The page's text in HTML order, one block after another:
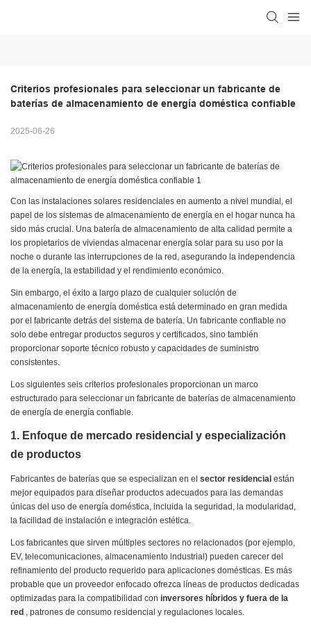
Criterios profesionales para seleccionar un fabricante de
baterías de almacenamiento de energía doméstica confiable
2025-06-26
Con las instalaciones solares residenciales en aumento a nivel mundial, el
papel de los sistemas de almacenamiento de energía en el hogar nunca ha
sido más crucial. Una batería de almacenamiento de alta calidad permite a
los propietarios de viviendas almacenar energía solar para su uso por la
noche o durante las interrupciones de la red, asegurando la independencia
de la energía, la estabilidad y el rendimiento económico.
Sin embargo, el éxito a largo plazo de cualquier solución de
almacenamiento de energía doméstica está determinado en gran medida
por el fabricante detrás del sistema de batería. Un fabricante confiable no
solo debe entregar productos seguros y certificados, sino también
proporcionar soporte técnico robusto y capacidades de suministro
consistentes.
Los siguientes seis criterios profesionales proporcionan un marco
estructurado para seleccionar un fabricante de baterías de almacenamiento
de energía de energía confiable.
1. Enfoque de mercado residencial y especialización
de productos
Fabricantes de baterías que se especializan en el sector residencial están
mejor equipados para diseñar productos adecuados para las demandas
únicas del uso de energía doméstica, incluida la seguridad, la modularidad,
la facilidad de instalación e integración estética.
Los fabricantes que sirven múltiples sectores no relacionados (por ejemplo,
EV, telecomunicaciones, almacenamiento industrial) pueden carecer del
refinamiento del producto requerido para aplicaciones domésticas. Es más
probable que un proveedor enfocado ofrezca líneas de productos dedicadas
optimizadas para la compatibilidad con inversores híbridos y fuera de la
red , patrones de consumo residencial y regulaciones locales.